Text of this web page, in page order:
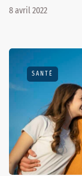
8 avril 2022
SANTÉ